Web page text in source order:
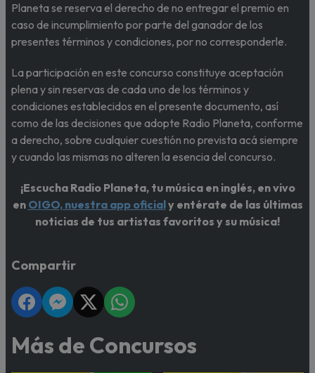
Planeta se reserva el derecho de no entregar el premio en
caso de incumplimiento por parte del ganador de los
presentes términos y condiciones, por no corresponderle.
La participación en este concurso constituye aceptación
plena y sin reservas de cada uno de los términos y
condiciones establecidos en el presente documento, así
como de las decisiones que adopte Radio Planeta, conforme
a derecho, sobre cualquier cuestión no prevista acá siempre
y cuando las mismas no alteren la esencia del concurso.
¡Escucha Radio Planeta, tu música en inglés, en vivo
en OIGO, nuestra app oficialy entérate de las últimas
noticias de tus artistas favoritos y su música!
Compartir
Más de Concursos